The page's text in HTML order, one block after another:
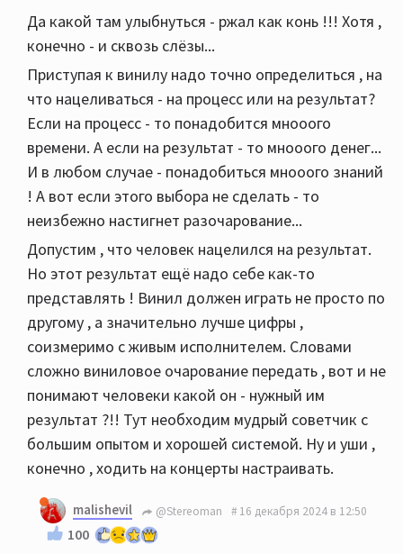
Да какой там улыбнуться - ржал как конь !!! Хотя ,
конечно - и сквозь слёзы...
Приступая к винилу надо точно определиться , на
что нацеливаться - на процесс или на результат?
Если на процесс - то понадобится мнооого
времени. А если на результат - то мнооого денег...
И в любом случае - понадобиться мнооого знаний
! А вот если этого выбора не сделать - то
неизбежно настигнет разочарование...
Допустим , что человек нацелился на результат.
Но этот результат ещё надо себе как-то
представлять ! Винил должен играть не просто по
другому , а значительно лучше цифры ,
соизмеримо с живым исполнителем. Словами
сложно виниловое очарование передать , вот и не
понимают человеки какой он - нужный им
результат ?!! Тут необходим мудрый советчик с
большим опытом и хорошей системой. Ну и уши ,
конечно , ходить на концерты настраивать.
malishevil @Stereoman 16 декабря 2024 в 12:50
100